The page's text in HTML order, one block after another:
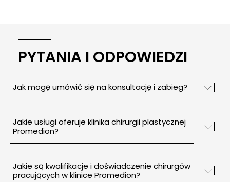
PYTANIA I ODPOWIEDZI
Jak mogę umówić się na konsultację i zabieg?
Jakie usługi oferuje klinika chirurgii plastycznej
Promedion?
Jakie są kwalifikacje i doświadczenie chirurgów
pracujących w klinice Promedion?